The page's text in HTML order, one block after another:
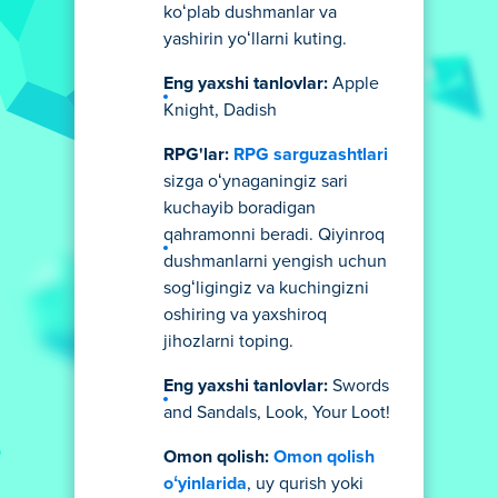
koʻplab dushmanlar va
yashirin yoʻllarni kuting.
Eng yaxshi tanlovlar: Apple
Knight, Dadish
RPG'lar: RPG sarguzashtlari
sizga oʻynaganingiz sari
kuchayib boradigan
qahramonni beradi. Qiyinroq
dushmanlarni yengish uchun
sogʻligingiz va kuchingizni
oshiring va yaxshiroq
jihozlarni toping.
Eng yaxshi tanlovlar: Swords
and Sandals, Look, Your Loot!
Omon qolish: Omon qolish
oʻyinlarida, uy qurish yoki